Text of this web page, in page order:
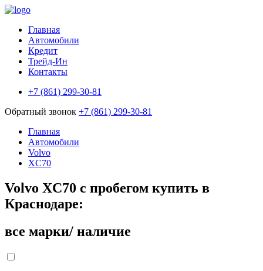
Главная
Автомобили
Кредит
Трейд-Ин
Контакты
+7 (861) 299-30-81
Обратный звонок +7 (861) 299-30-81
Главная
Автомобили
Volvo
XC70
Volvo XC70 с пробегом купить в
Краснодаре:
все марки/ наличие